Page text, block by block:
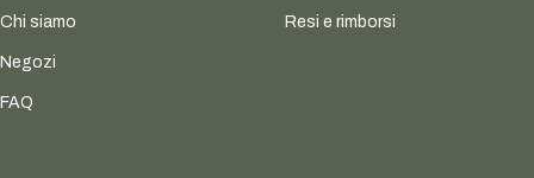
Chi siamo
Negozi
FAQ
Resi e rimborsi